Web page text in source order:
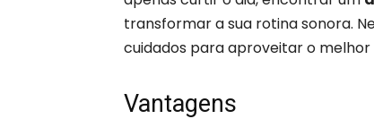
transformar a sua rotina sonora.
cuidados para aproveitar o
Vantagens